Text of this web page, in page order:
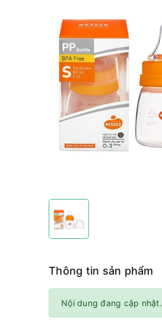
Thông tin sản phẩm
Nội dung đang cập nhật.